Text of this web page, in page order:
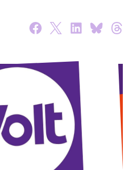
Shop